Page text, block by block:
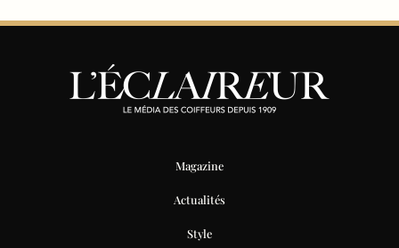
Magazine
Actualités
Style